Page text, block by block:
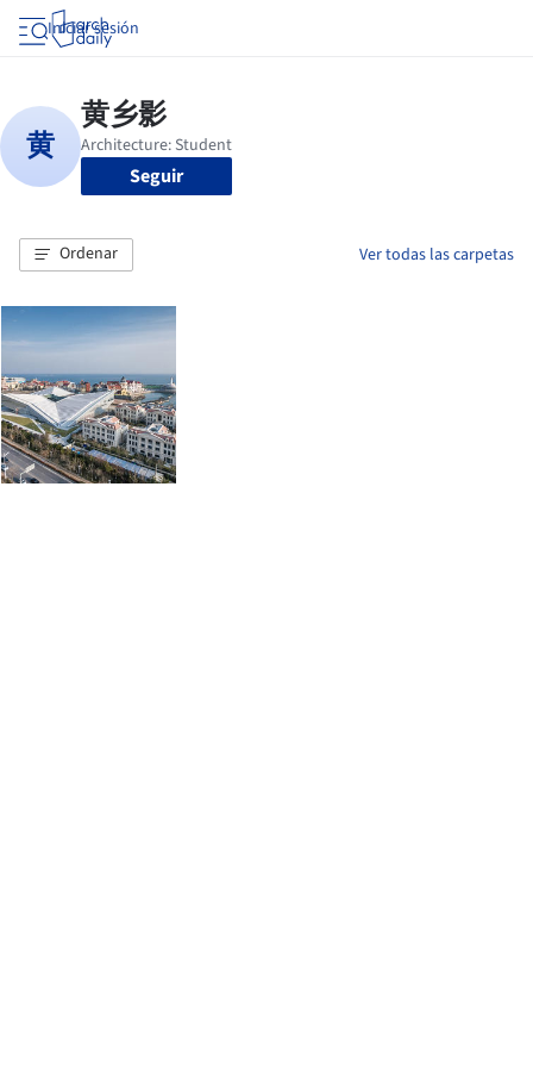
Iniciar sesión
Seguir
Ordenar Ver todas las carpetas